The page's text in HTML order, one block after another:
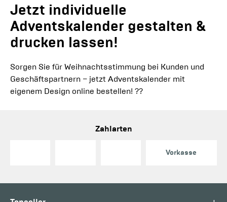
Jetzt individuelle
Adventskalender gestalten &
drucken lassen!
Sorgen Sie für Weihnachtsstimmung bei Kunden und
Geschäftspartnern – jetzt Adventskalender mit
eigenem Design online bestellen! ??
Zahlarten
Vorkasse